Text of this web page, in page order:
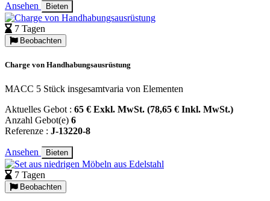
Ansehen Bieten
7 Tagen
Beobachten
Charge von Handhabungsausrüstung
MACC 5 Stück insgesamtvaria von Elementen
Aktuelles Gebot : 65 € Exkl. MwSt. (78,65 € Inkl. MwSt.)
Anzahl Gebot(e) 6
Referenze : J-13220-8
Ansehen Bieten
7 Tagen
Beobachten